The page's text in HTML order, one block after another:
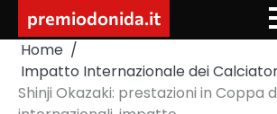
content
premiodonida.it
Home
Impatto Internazionale dei
Shinji Okazaki: prestazioni in Coppa